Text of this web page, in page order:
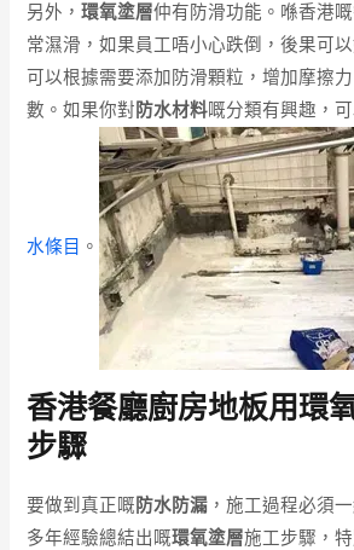
另外，環氧塗層仲有防滑功能。喺香港
常濕滑，如果員工唔小心跌倒，後果可
可以根據需要添加防滑顆粒，增加摩擦
數。如果你對防水材料嘅分類有興趣，
水條目 。
香港餐廳廚房地板用環
步驟
要做到真正嘅防水防漏 ，施工過程必須
多年經驗總結出嘅環氧塗層施工步驟，